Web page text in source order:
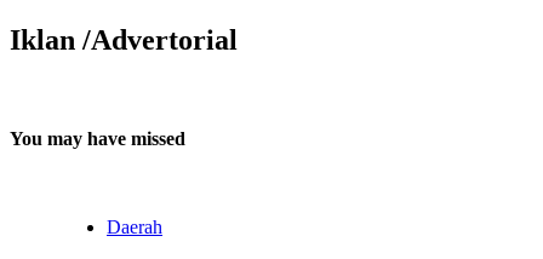
Iklan /Advertorial
You may have missed
Daerah